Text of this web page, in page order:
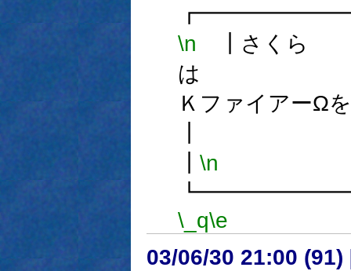
\n ┃さくら
Ｋファイア
\n
\_q\e
03/06/30 21:00 (91)